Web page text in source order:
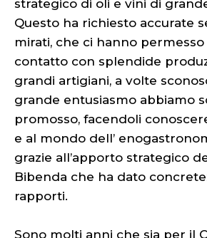
strategico di oli e vini di
Questo ha richiesto accurate
mirati, che ci hanno
contatto con splendide
grandi artigiani, a volte
grande entusiasmo abbiamo
promosso, facendoli
e al mondo dell’
grazie all’apporto strategico
Bibenda che ha dato
rapporti.
Sono molti anni che sia per il